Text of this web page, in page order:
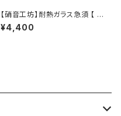
【硝音工坊】耐熱ガラス急須 【 S
hione Studio】Borosilicate
glass teapot
¥4,400